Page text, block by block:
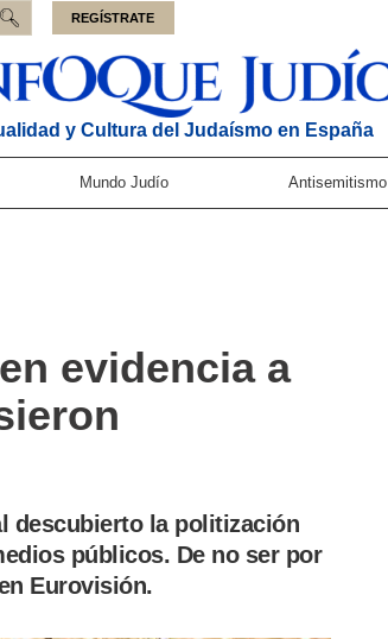
REGÍSTRATE
y Cultura del Judaísmo en España
Mundo Judío Antisemitismo
evidencia a
descubierto la politización
públicos. De no ser por
Eurovisión.